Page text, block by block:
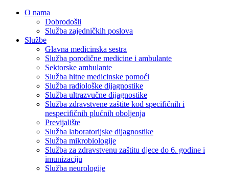
O nama
Dobrodošli
Služba zajedničkih poslova
Službe
Glavna medicinska sestra
Služba porodične medicine i ambulante
Sektorske ambulante
Služba hitne medicinske pomoći
Služba radiološke dijagnostike
Služba ultrazvučne dijagnostike
Služba zdravstvene zaštite kod specifičnih i
nespecifičnih plućnih oboljenja
Previjalište
Služba laboratorijske dijagnostike
Služba mikrobiologije
Služba za zdravstvenu zaštitu djece do 6. godine i
imunizaciju
Služba neurologije